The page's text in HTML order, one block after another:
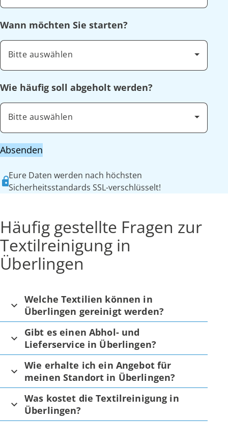
Wann möchten Sie starten?
Bitte auswählen
Wie häufig soll abgeholt werden?
Bitte auswählen
Absenden
Eure Daten werden nach höchsten
Sicherheitsstandards SSL-verschlüsselt!
Häufig gestellte Fragen zur
Textilreinigung in
Überlingen
Welche Textilien können in
Überlingen gereinigt werden?
Gibt es einen Abhol- und
Lieferservice in Überlingen?
Wie erhalte ich ein Angebot für
meinen Standort in Überlingen?
Was kostet die Textilreinigung in
Überlingen?